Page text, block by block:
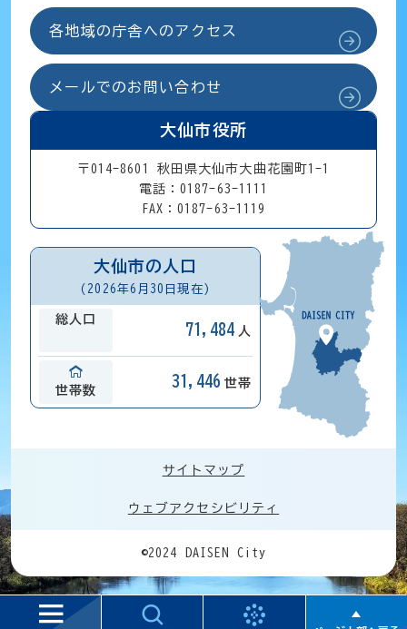
各地域の庁舎へのアクセス
メールでのお問い合わせ
大仙市役所
〒014-8601 秋田県大仙市大曲花園町1-1
電話：0187-63-1111
FAX：0187-63-1119
大仙市の人口
(2026年6月30日現在)
総人口
71,484 人
世帯数
31,446 世帯
サイトマップ
ウェブアクセシビリティ
©2024 DAISEN City